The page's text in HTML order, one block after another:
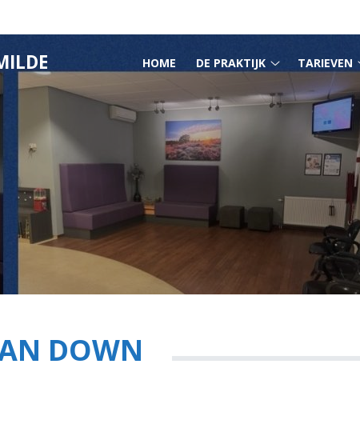
HOOFDMENU
HOME DE PRAKTIJK
praktijk
submenu
TARIEVEN
DOWN